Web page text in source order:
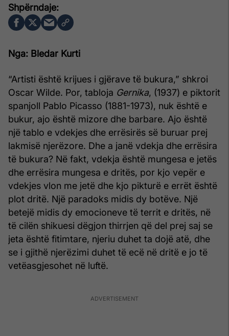
Nga: Bledar Kurti
“Artisti është krijues i gjërave të bukura,” shkroi
Oscar Wilde. Por, tabloja Gernika, (1937) e piktorit
spanjoll Pablo Picasso (1881-1973), nuk është e
bukur, ajo është mizore dhe barbare. Ajo është
një tablo e vdekjes dhe errësirës së buruar prej
lakmisë njerëzore. Dhe a janë vdekja dhe errësira
të bukura? Në fakt, vdekja është mungesa e jetës
dhe errësira mungesa e dritës, por kjo vepër e
vdekjes vlon me jetë dhe kjo pikturë e errët është
plot dritë. Një paradoks midis dy botëve. Një
betejë midis dy emocioneve të territ e dritës, në
të cilën shikuesi dëgjon thirrjen që del prej saj se
jeta është fitimtare, njeriu duhet ta dojë atë, dhe
se i gjithë njerëzimi duhet të ecë në dritë e jo të
vetëasgjesohet në luftë.